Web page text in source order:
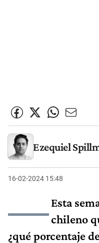
Ezequiel
16-02-2024 15:48
—Esta
chileno
¿qué porcentaje